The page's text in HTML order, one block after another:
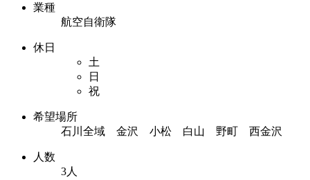
業種
航空自衛隊
休日
土
日
祝
希望場所
石川全域 金沢 小松 白山 野町 西金沢
人数
3人